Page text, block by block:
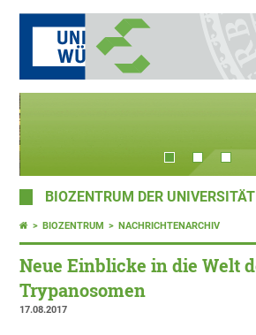
BIOZENTRUM DER
BIOZENTRUM NACHRICHTENARCHIV
Neue Einblicke in die Welt
Trypanosomen
17.08.2017